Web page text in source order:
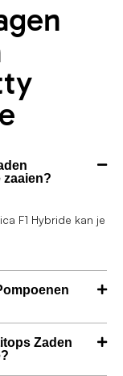
zaaien?
F1 Hybride kan je
Zaden